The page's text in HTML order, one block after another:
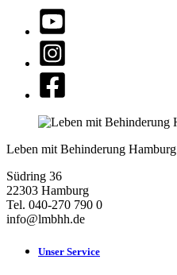
Leben mit Behinderung Hamburg
Südring 36
22303 Hamburg
Tel. 040-270 790 0
info@lmbhh.de
Unser Service